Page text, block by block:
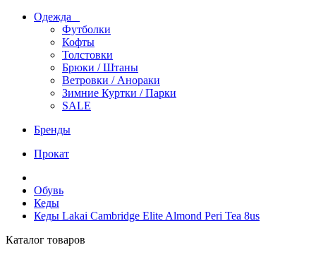
Одежда
Футболки
Кофты
Толстовки
Брюки / Штаны
Ветровки / Анораки
Зимние Куртки / Парки
SALE
Бренды
Прокат
Обувь
Кеды
Кеды Lakai Cambridge Elite Almond Peri Tea 8us
Каталог товаров